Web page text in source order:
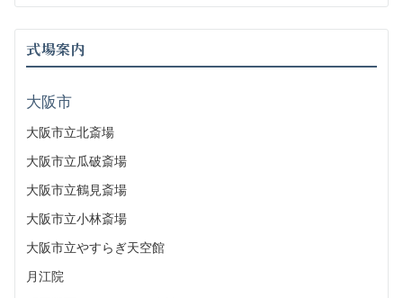
式場案内
大阪市
大阪市立北斎場
大阪市立瓜破斎場
大阪市立鶴見斎場
大阪市立小林斎場
大阪市立やすらぎ天空館
月江院